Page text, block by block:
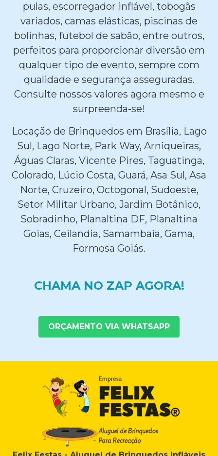
pulas, escorregador inflável, tobogãs
variados, camas elásticas, piscinas de
bolinhas, futebol de sabão, entre outros,
perfeitos para proporcionar diversão em
qualquer tipo de evento, sempre com
qualidade e segurança asseguradas.
Consulte nossos valores agora mesmo e
surpreenda-se!
Locação de Brinquedos em Brasília, Lago
Sul, Lago Norte, Park Way, Arniqueiras,
Águas Claras, Vicente Pires, Taguatinga,
Colorado, Lúcio Costa, Guará, Asa Sul, Asa
Norte, Cruzeiro, Octogonal, Sudoeste,
Setor Militar Urbano, Jardim Botânico,
Sobradinho, Planaltina DF, Planaltina
Goias, Ceilandia, Samambaia, Gama,
Formosa Goiás.
CHAMA NO ZAP AGORA!
ORÇAMENTO VIA WHATSAPP